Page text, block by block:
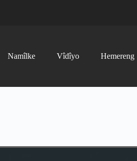
Namîlke Vîdîyo Hemereng